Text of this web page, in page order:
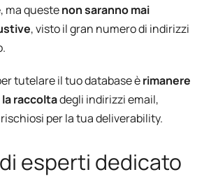
ma questenon saranno mai
, visto il gran numero di indirizzi
tutelare il tuo database èrimanere
raccoltadegli indirizzi email,
per la tua deliverability.
esperti dedicato